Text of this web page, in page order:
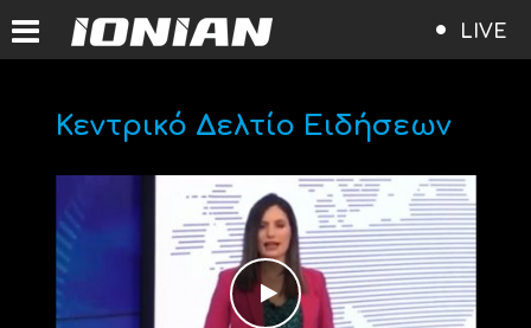
LIVE
Κεντρικό Δελτίο Ειδήσεων